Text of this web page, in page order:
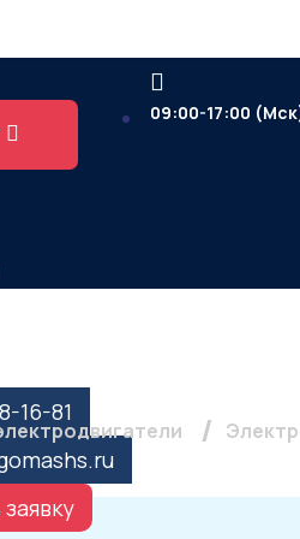
16-81
09:00-17:00
А 180